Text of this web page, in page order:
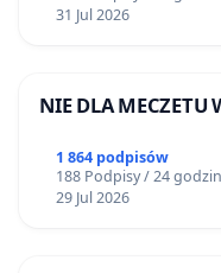
31 Jul 2026
NIE DLA MECZETU
1 864 podpisów
188 Podpisy / 24 godzin
29 Jul 2026